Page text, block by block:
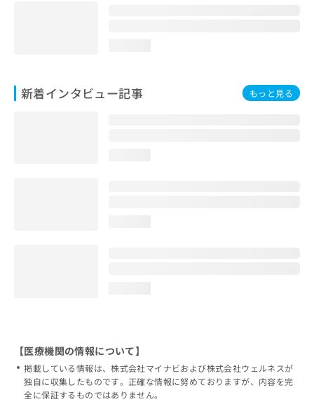
新着インタビュー記事 もっと見る
【医療機関の情報について】
掲載している情報は、株式会社マイナビおよび株式会社ウェルネスが
独自に収集したものです。正確な情報に努めておりますが、内容を完
全に保証するものではありません。